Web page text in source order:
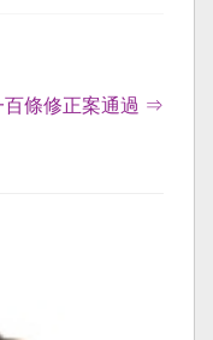
百條修正案通過 ⇒